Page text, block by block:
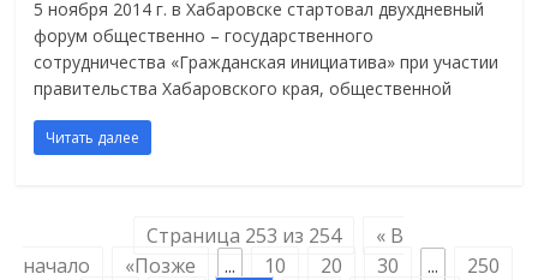
5 ноября 2014 г. в Хабаровске стартовал двухдневный
форум общественно – государственного
сотрудничества «Гражданская инициатива» при участии
правительства Хабаровского края, общественной
Читать далее
Страница 253 из 254
« В
начало
«Позже ... 10 20 30 ...
250